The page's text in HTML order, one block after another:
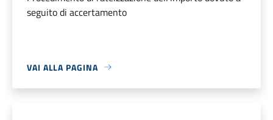
seguito di accertamento
VAI ALLA PAGINA